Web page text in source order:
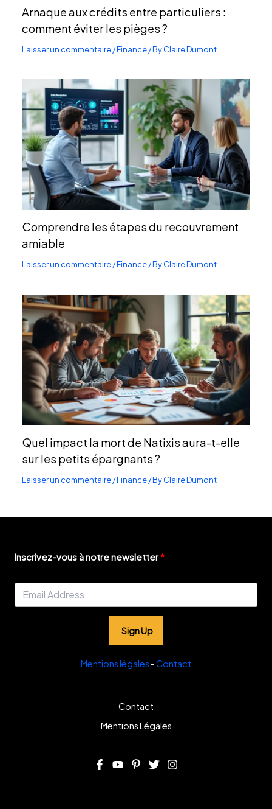
Arnaque aux crédits entre particuliers :
comment éviter les pièges ?
Laisser un commentaire/Finance/ ByClaire Dumont
Comprendre les étapes du recouvrement
amiable
Laisser un commentaire/Finance/ ByClaire Dumont
Quel impact la mort de Natixis aura-t-elle
sur les petits épargnants ?
Laisser un commentaire/Finance/ ByClaire Dumont
Inscrivez-vous à notre newsletter
Sign Up
Mentions légales -Contact
Contact
Mentions Légales